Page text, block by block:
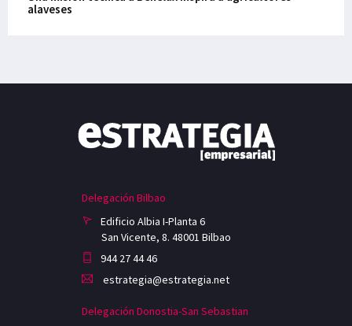
alaveses
Delegación Bilbao
Edificio Albia I-Planta 6
San Vicente, 8. 48001 Bilbao
944 27 44 46
estrategia@estrategia.net
Delegación Donostia-San Sebastian